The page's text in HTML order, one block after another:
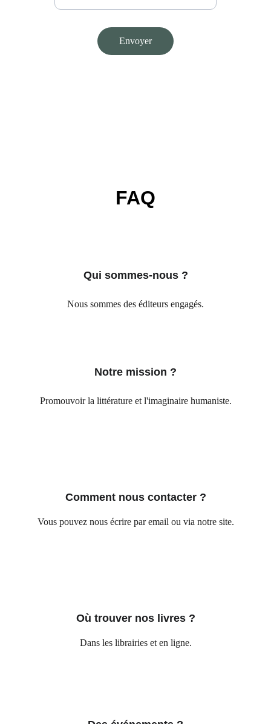
Envoyer
FAQ
Qui sommes-nous ?
Nous sommes des éditeurs engagés.
Notre mission ?
Promouvoir la littérature et l'imaginaire humaniste.
Comment nous contacter ?
Vous pouvez nous écrire par email ou via notre site.
Dans les librairies et en ligne.
Où trouver nos livres ?